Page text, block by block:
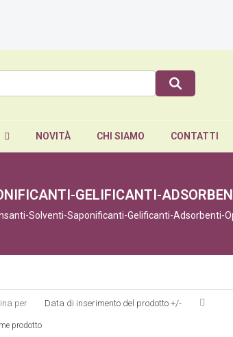
NOVITÀ CHI SIAMO CONTATTI
GELIFICANTI-
Solventi-Saponificanti-Gelificanti-Adsorbenti-
per Data di inserimento del prodotto +/-
prodotto